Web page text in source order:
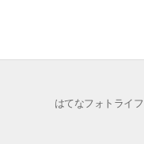
はてなフォトライフ